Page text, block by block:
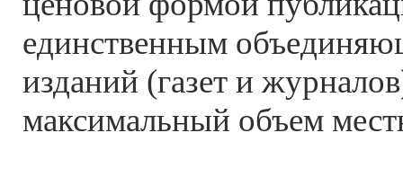
единственным
изданий (газет и
максимальный объем